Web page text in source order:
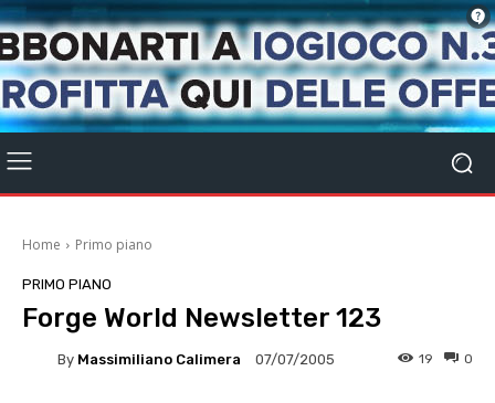
Home Primo piano
PRIMO PIANO
Forge World Newsletter 123
By Massimiliano Calimera 07/07/2005 0
19